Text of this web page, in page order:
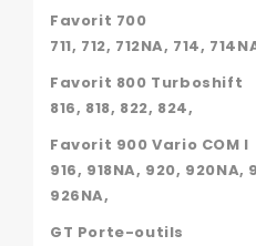
Favorit 700
711, 712, 712NA, 714,
Favorit 800 Turboshift
816, 818, 822, 824,
Favorit 900 Vario COM I
916, 918NA, 920, 920NA,
926NA,
GT Porte-outils